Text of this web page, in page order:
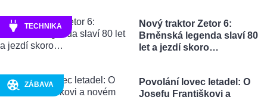
TECHNIKA
Nový traktor Zetor 6:
Brněnská legenda slaví 80
let a jezdí skoro…
ZÁBAVA
Povolání lovec letadel: O
Josefu Františkovi a